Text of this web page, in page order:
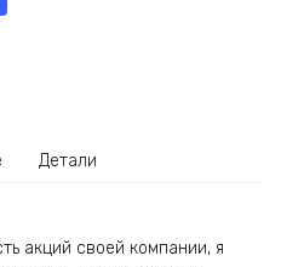
Детали
акций своей компании, я